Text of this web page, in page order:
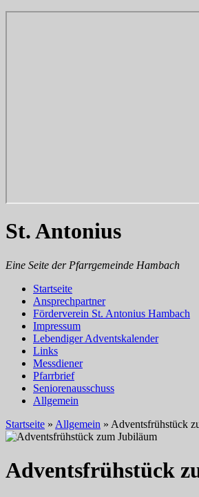
St. Antonius
Eine Seite der Pfarrgemeinde Hambach
Startseite
Ansprechpartner
Förderverein St. Antonius Hambach
Impressum
Lebendiger Adventskalender
Links
Messdiener
Pfarrbrief
Seniorenausschuss
Allgemein
Startseite » Allgemein » Adventsfrühstück
Adventsfrühstück